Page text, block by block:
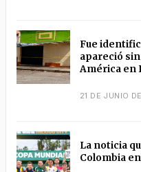
Fue
apareció
América en
21 DE JUNIO
La noticia
Colombia